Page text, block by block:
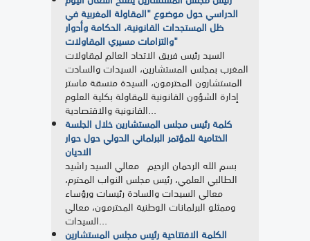
الدراسي حول موضوع "المقاولة المغربية في
ظل المستجدات القانونية، الحكامة وأدوار
والتزامات مسيري المقاولات"
السيد رئيس فريق الاتحاد العالم لمقاولات
المغرب بمجلس المستشارين، السيدات والسادت
المستشارون المحترمون، السيدة منسقة ماستر
إدارة الشؤون القانونية للمقاولة بكلية العلوم
القانونية والاقتصادية...
كلمة رئيس مجلس المستشارين خلال الجلسة
الختامية للمؤتمر البرلماني الدولي حول حوار
الاديان
بسم الله الرحمان الرحيم معالي السيد راشيد
الطالبي العلمي، رئيس مجلس النواب المحترم،
معالي السيدات والسادة رئيسات ورؤساء
وممثلو البرلمانات الوطنية المحترمون، معالي
السيدات...
الكلمة الافتتاحية رئيس مجلس المستشارين